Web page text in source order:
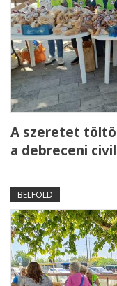
A szeretet
a debreceni
BELFÖLD